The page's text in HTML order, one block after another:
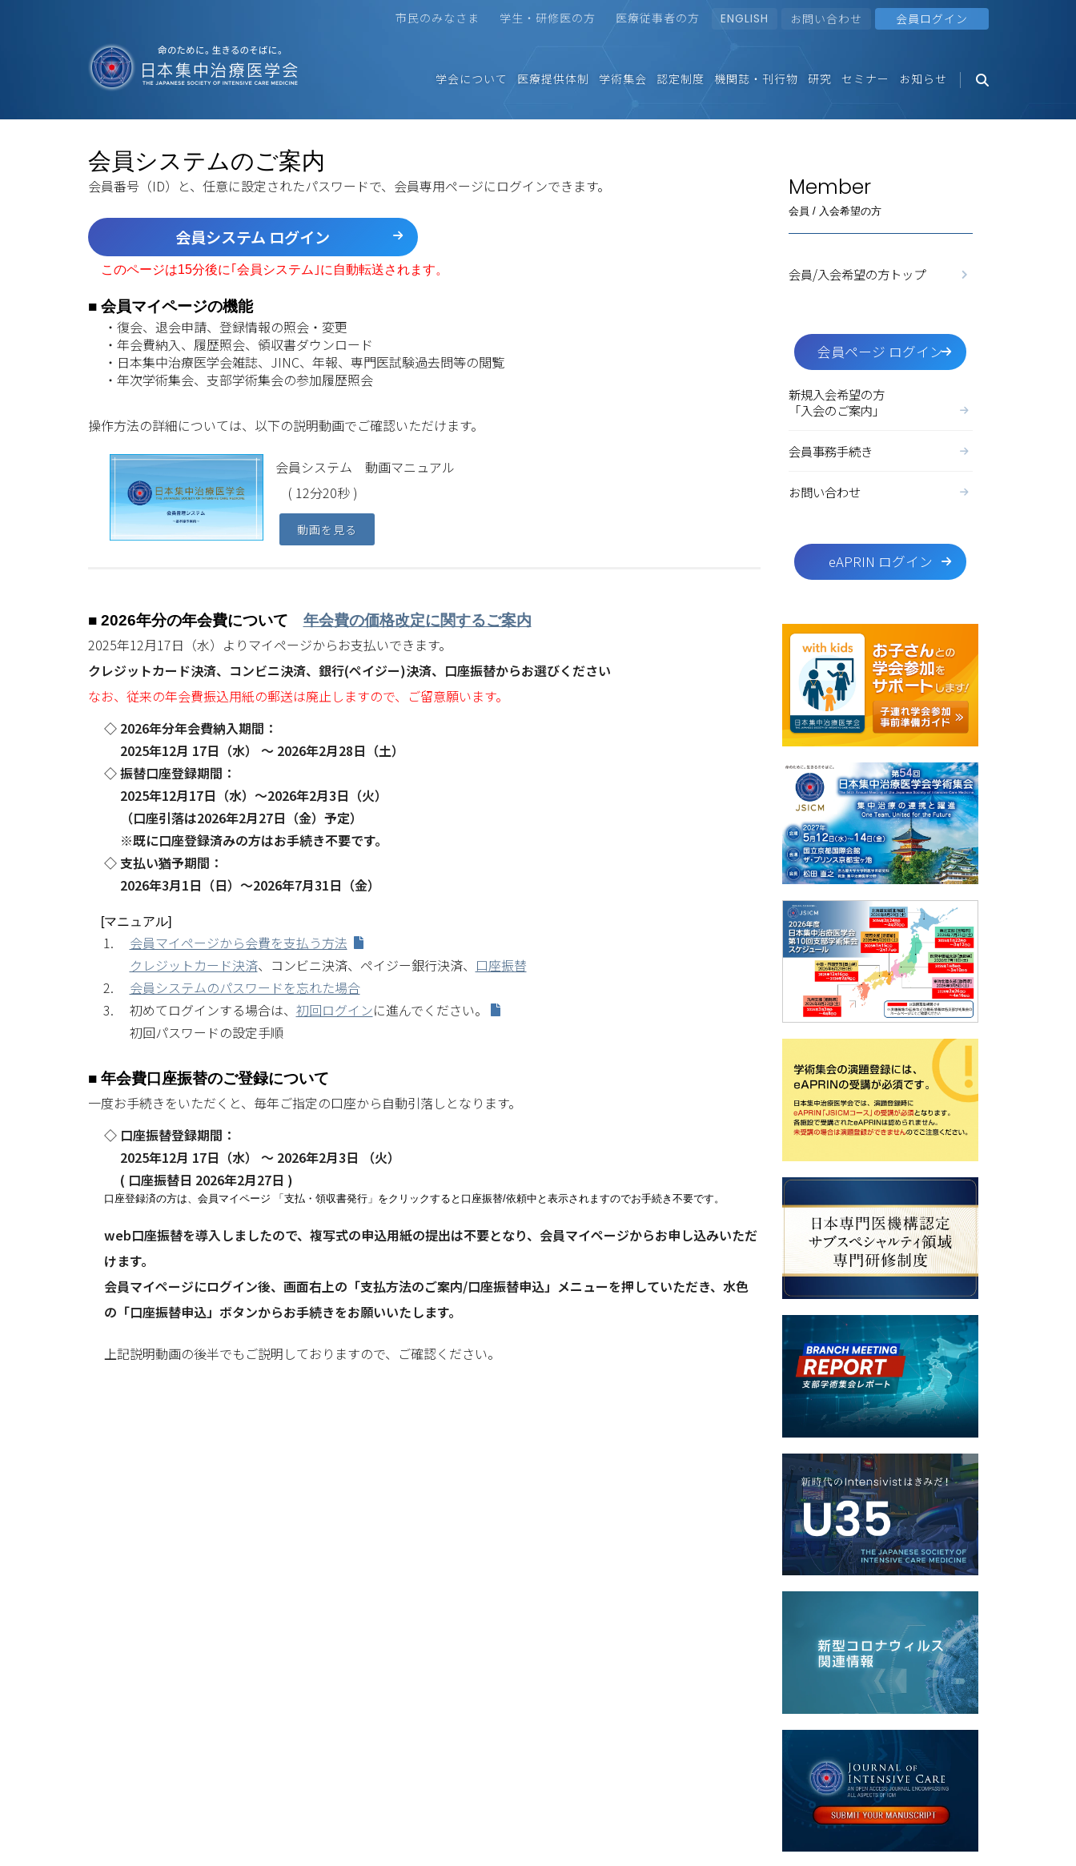
市民のみなさま 学生・研修医の方 医療従事者の方 ENGLISH お問い合わせ 会員ログイン
学会について 医療提供体制 学術集会 認定制度 機関誌・刊行物 研究 セミナー お知らせ
会員システムのご案内
会員番号（ID）と、任意に設定されたパスワードで、会員専用ページにログインできます。
会員システム ログイン
このページは15分後に｢会員システム｣に自動転送されます。
■ 会員マイページの機能
・復会、退会申請、登録情報の照会・変更
・年会費納入、履歴照会、領収書ダウンロード
・日本集中治療医学会雑誌、JINC、年報、専門医試験過去問等の閲覧
・年次学術集会、支部学術集会の参加履歴照会
操作方法の詳細については、以下の説明動画でご確認いただけます。
会員システム 動画マニュアル
( 12分20秒 )
動画を見る
■ 2026年分の年会費について 年会費の価格改定に関するご案内
2025年12月17日（水）よりマイページからお支払いできます。
クレジットカード決済、コンビニ決済、銀行(ペイジー)決済、口座振替からお選びください
なお、従来の年会費振込用紙の郵送は廃止しますので、ご留意願います。
2026年分年会費納入期間：
2025年12月 17日（水） ～ 2026年2月28日（土）
振替口座登録期間：
2025年12月17日（水）～2026年2月3日（火）
（口座引落は2026年2月27日（金）予定）
※既に口座登録済みの方はお手続き不要です。
支払い猶予期間：
2026年3月1日（日）～2026年7月31日（金）
[マニュアル]
会員マイページから会費を支払う方法
クレジットカード決済、コンビニ決済、ペイジー銀行決済、 口座振替
会員システムのパスワードを忘れた場合
初めてログインする場合は、 初回ログインに進んでください。
初回パスワードの設定手順
■ 年会費口座振替のご登録について
一度お手続きをいただくと、毎年ご指定の口座から自動引落しとなります。
口座振替登録期間：
2025年12月 17日（水） ～ 2026年2月3日 （火）
( 口座振替日 2026年2月27日 )
口座登録済の方は、会員マイページ 「支払・領収書発行」をクリックすると口座振替/依頼中と表示されますのでお手続き不要です。
web口座振替を導入しましたので、複写式の申込用紙の提出は不要となり、会員マイページからお申し込みいただ
けます。
会員マイページにログイン後、画面右上の「支払方法のご案内/口座振替申込」メニューを押していただき、水色
の「口座振替申込」ボタンからお手続きをお願いいたします。
上記説明動画の後半でもご説明しておりますので、ご確認ください。
Member
会員 / 入会希望の方
会員/入会希望の方トップ
会員ページ ログイン
新規入会希望の方
「入会のご案内」
会員事務手続き
お問い合わせ
eAPRIN ログイン